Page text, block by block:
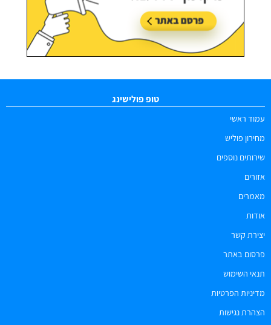
טופ פולישינג
עמוד ראשי
מחירון פוליש
שירותים נוספים
אזורים
מאמרים
אודות
יצירת קשר
פרסום באתר
תנאי השימוש
מדיניות הפרטיות
הצהרת נגישות